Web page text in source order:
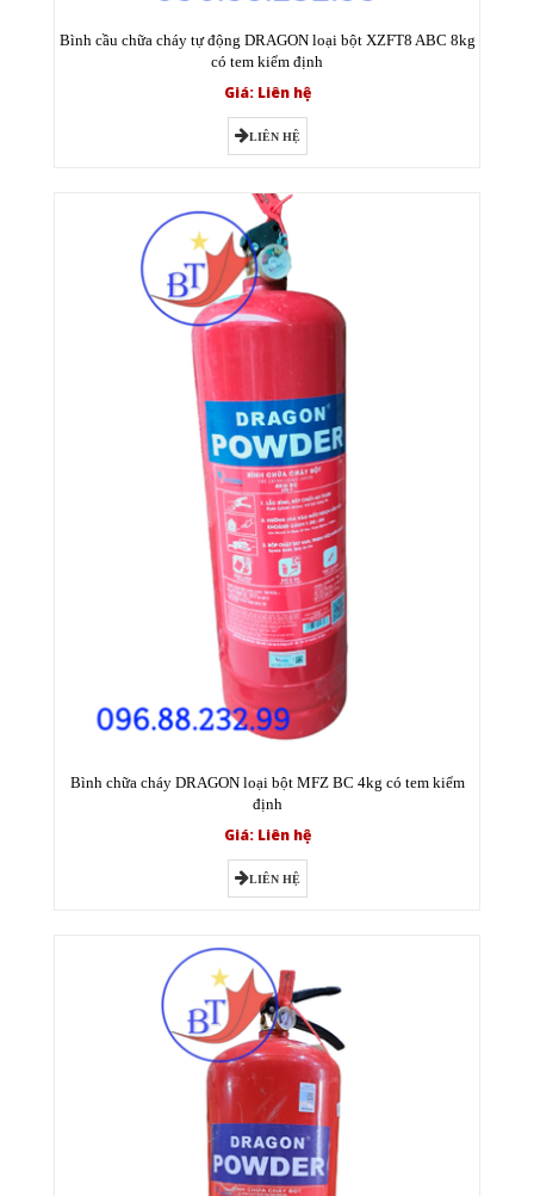
Bình cầu chữa cháy tự động DRAGON loại bột XZFT8 ABC 8kg
có tem kiểm định
Giá: Liên hệ
LIÊN HỆ
Bình chữa cháy DRAGON loại bột MFZ BC 4kg có tem kiểm
định
Giá: Liên hệ
LIÊN HỆ